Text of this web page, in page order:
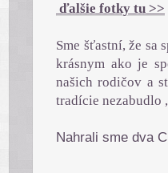
ďalšie fotky tu >>
Sme šťastní, že sa
krásnym ako je
našich rodičov a
tradície nezabudlo
Nahrali sme dva